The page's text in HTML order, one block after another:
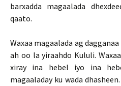
barxadda magaalada
qaato.
Waxaa magaalada ag
ah oo la yiraahdo Kululi.
xiray ina hebel iyo ina
magaaladay ku wada